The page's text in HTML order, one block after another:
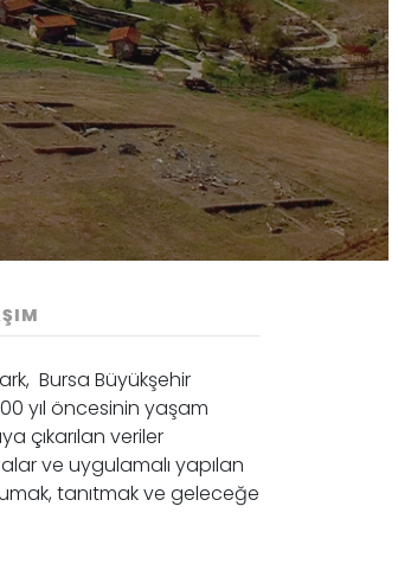
Bursa Büyükşehir
yıl öncesinin yaşam
çıkarılan veriler
ve uygulamalı yapılan
tanıtmak ve geleceğe